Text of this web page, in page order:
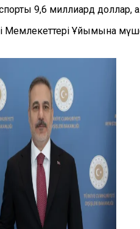
9,6 миллиард доллар,
Мемлекеттері Ұйымына